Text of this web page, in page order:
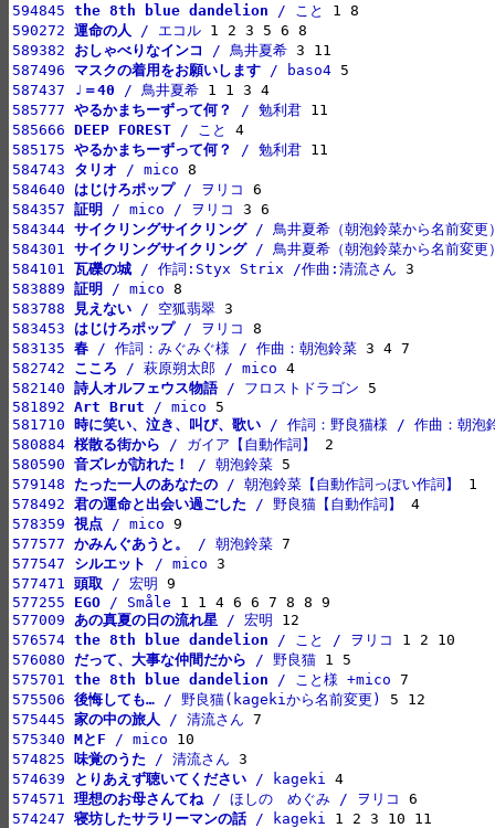
594845 the 8th blue dandelion / こと
590272 運命の人 / エコル
589382 おしゃべりなインコ / 鳥井夏希
587496 マスクの着用をお願いします / baso4
587437
♩＝40 / 鳥井夏希
585777 やるかまちーずって何？ / 勉利君
585666 DEEP FOREST / こと
585175 やるかまちーずって何？ / 勉利君
584743 タリオ / mico
584640 はじけろポップ / ヲリコ
584357 証明 / mico / ヲリコ
584344 サイクリングサイクリング / 鳥井夏希（朝泡鈴菜から名前変更
584301 サイクリングサイクリング / 鳥井夏希（朝泡鈴菜から名前変更
584101 瓦礫の城 / 作詞:Styx Strix /作曲:清流さん
583889 証明 / mico
583788
見えない / 空狐翡翠
583453 はじけろポップ / ヲリコ
583135 春 / 作詞：みぐみぐ様 / 作曲：朝泡鈴菜
582742 こころ / 萩原朔太郎 / mico
582140 詩人オルフェウス物語 / フロストドラゴン
581892 Art Brut / mico
581710
時に笑い、泣き、叫び、歌い / 作詞：野良猫様 / 作曲：朝泡
580884 桜散る街から / ガイア【自動作詞】
580590 音ズレが訪れた！ / 朝泡鈴菜
579148 たった一人のあなたの / 朝泡鈴菜【自動作詞っぽい作詞】
578492 君の運命と出会い過ごした / 野良猫【自動作詞】
578359 視点 / mico
577577 かみんぐあうと。 / 朝泡鈴菜
577547 シルエット / mico
577471 頭取 / 宏明
577255 EGO / Småle
577009 あの真夏の日の流れ星 / 宏明
576574 the 8th blue dandelion / こと / ヲリコ
576080 だって、大事な仲間だから / 野良猫
575701 the 8th blue dandelion / こと様 +mico
575506 後悔しても… / 野良猫(kagekiから名前変更)
575445 家の中の旅人 / 清流さん
575340 MとF / mico
574825
味覚のうた / 清流さん
574639
とりあえず聴いてください / kageki
574571 理想のお母さんてね / ほしの　めぐみ / ヲリコ
574247 寝坊したサラリーマンの話 / kageki